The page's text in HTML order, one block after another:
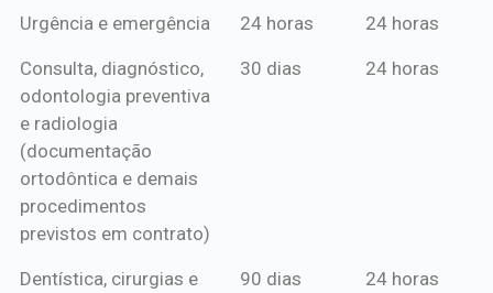
*Procedimentos Amil
*Pagamento
mensal*
*Pagamento
de crédito
Urgência e emergência 24 horas 24 horas
Consulta, diagnóstico,
odontologia preventiva
e radiologia
(documentação
ortodôntica e demais
procedimentos
previstos em contrato)
30 dias 24 horas
Dentística, cirurgias e
90 dias 24 horas